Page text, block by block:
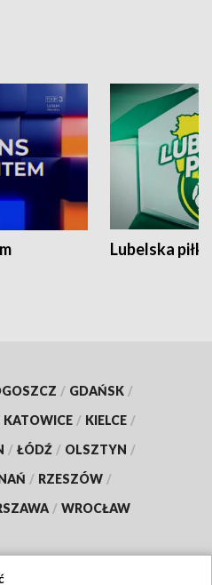
Lubelska piłka
/ GDAŃSK /
KATOWICE / KIELCE /
/ ŁÓDŹ / OLSZTYN /
/ RZESZÓW /
/ WROCŁAW